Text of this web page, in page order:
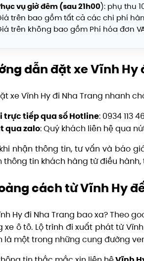
vụ giờ đêm (sau 21h00): phụ thu
trên bao gồm tất cả các chi phí
trên không bao gồm Phí hóa đơn
dẫn đặt xe Vĩnh
xe Vĩnh Hy đi Nha Trang nhanh
trực tiếp qua số Hotline: 0934 113
qua zalo: Quý khách liên hệ qua
nhận thông tin, tư vấn và báo
thông tin khách hàng từ điều
cách từ Vĩnh Hy
Hy đi Nha Trang bao xa? Theo
xe ô tô. Lộ trình đi xuất phát từ
là một trong những cung đường